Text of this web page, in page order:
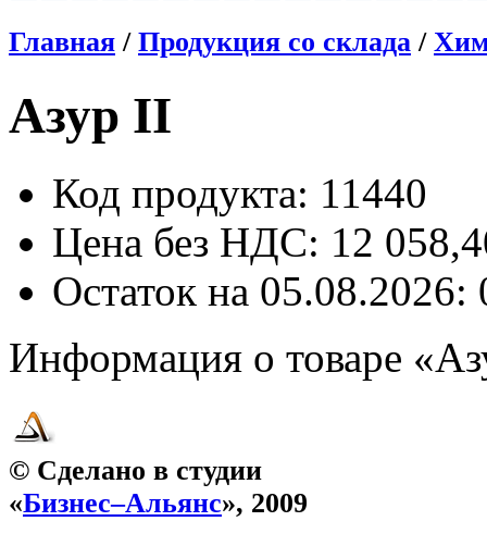
Главная / Продукция со склада /
Азур II
Код продукта: 11440
Цена без НДС: 12
Остаток на 05.08.2026:
Информация о товаре
© Сделано в студии
«Бизнес–Альянс», 2009